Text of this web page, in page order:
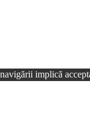
implică